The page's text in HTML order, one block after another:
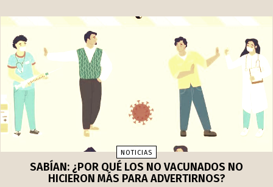
NOTICIAS
SABÍAN: ¿POR QUÉ LOS NO VACUNADOS NO
HICIERON MÁS PARA ADVERTIRNOS?